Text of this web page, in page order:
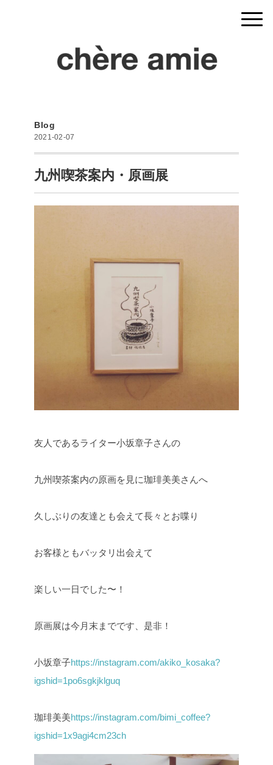
Blog
2021-02-07
九州喫茶案内・原画展
友人であるライター小坂章子さんの
九州喫茶案内の原画を見に珈琲美美さんへ
久しぶりの友達とも会えて長々とお喋り
お客様ともバッタリ出会えて
楽しい一日でした〜！
原画展は今月末までです、是非！
小坂章子https://instagram.com/akiko_kosaka?
igshid=1po6sgkjklguq
珈琲美美https://instagram.com/bimi_coffee?
igshid=1x9agi4cm23ch